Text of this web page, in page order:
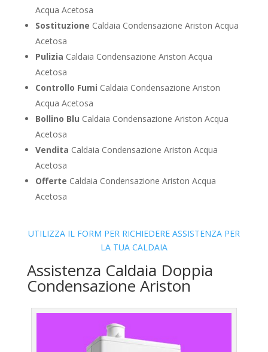
Acqua Acetosa
Sostituzione Caldaia Condensazione Ariston Acqua
Acetosa
Pulizia Caldaia Condensazione Ariston Acqua
Acetosa
Controllo Fumi Caldaia Condensazione Ariston
Acqua Acetosa
Bollino Blu Caldaia Condensazione Ariston Acqua
Acetosa
Vendita Caldaia Condensazione Ariston Acqua
Acetosa
Offerte Caldaia Condensazione Ariston Acqua
Acetosa
UTILIZZA IL FORM PER RICHIEDERE ASSISTENZA PER
LA TUA CALDAIA
Assistenza Caldaia Doppia
Condensazione Ariston